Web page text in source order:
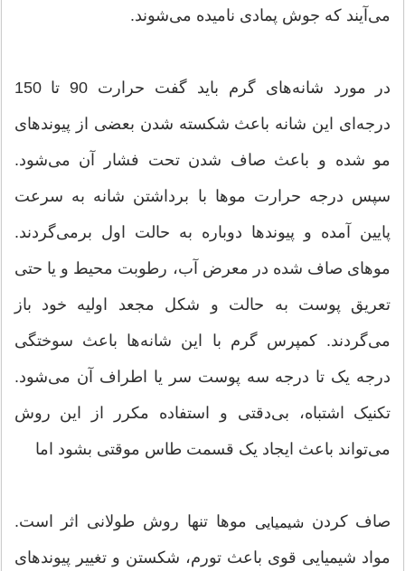
می‌آیند که جوش پمادی نامیده می‌شوند.
در مورد شانه‌های گرم باید گفت حرارت 90 تا 150
درجه‌ای این شانه باعث شکسته شدن بعضی از پیوندهای
مو شده و باعث صاف شدن تحت فشار آن می‌شود.
سپس درجه حرارت موها با برداشتن شانه به سرعت
پایین آمده و پیوندها دوباره به حالت اول برمی‌گردند.
موهای صاف شده در معرض آب، رطوبت محیط و یا حتی
تعریق پوست به حالت و شکل مجعد اولیه خود باز
می‌گردند. کمپرس گرم با این شانه‌ها باعث سوختگی
درجه یک تا درجه سه پوست سر یا اطراف آن می‌شود.
تکنیک اشتباه، بی‌دقتی و استفاده مکرر از این روش
می‌تواند باعث ایجاد یک قسمت طاس موقتی بشود اما
صاف کردن شیمیایی
موها تنها روش طولانی اثر است.
مواد شیمیایی قوی باعث تورم، شکستن و تغییر پیوندهای